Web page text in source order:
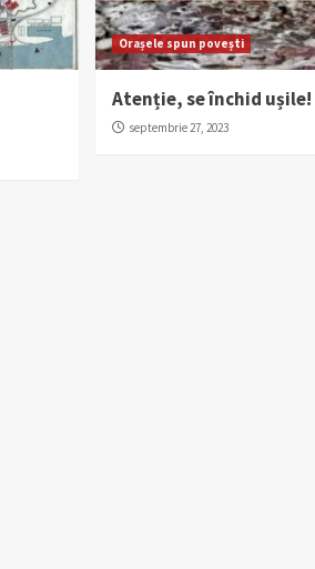
Orașele spun povești
Atenție, se închid ușile!
septembrie 27, 2023